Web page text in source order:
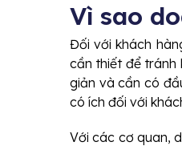
Vì sao
Đối với khách
cần thiết để tránh
giản và cần có
có ích đối với
Với các cơ quan,